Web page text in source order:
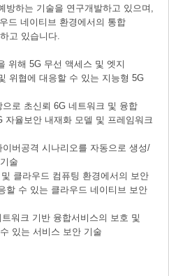
방하는 기술을 연구개발하고 있으며,
드 네이티브 환경에서의 통합
고 있습니다.
위해 5G 무선 액세스 및 엣지
위협에 대응할 수 있는 지능형 5G
로 초신뢰 6G 네트워크 및 융합
자율보안 내재화 모델 및 프레임워크
버공격 시나리오를 자동으로 생성/
술
클라우드 컴퓨팅 환경에서의 보안
할 수 있는 클라우드 네이티브 보안
워크 기반 융합서비스의 보호 및
있는 서비스 보안 기술